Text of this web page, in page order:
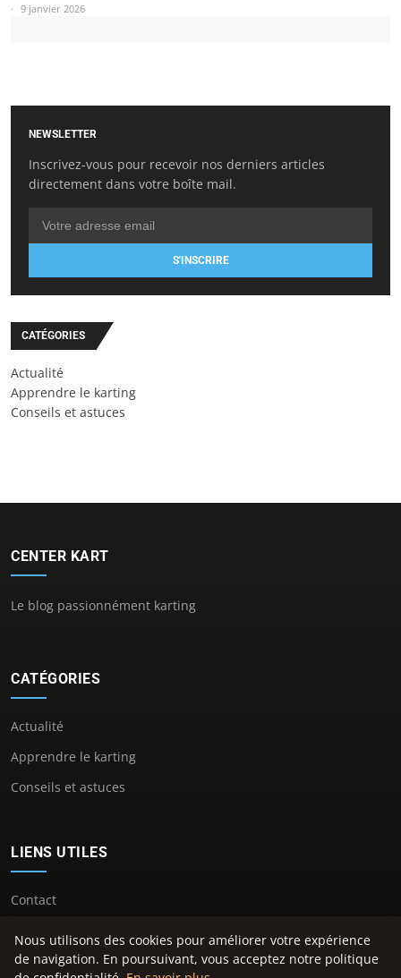
9 janvier 2026
NEWSLETTER
Inscrivez-vous pour recevoir nos derniers articles
directement dans votre boîte mail.
S'INSCRIRE
CATÉGORIES
Actualité
Apprendre le karting
Conseils et astuces
CENTER KART
Le blog passionnément karting
CATÉGORIES
Actualité
Apprendre le karting
Conseils et astuces
LIENS UTILES
Contact
Nous utilisons des cookies pour améliorer votre expérience
de navigation. En poursuivant, vous acceptez notre politique